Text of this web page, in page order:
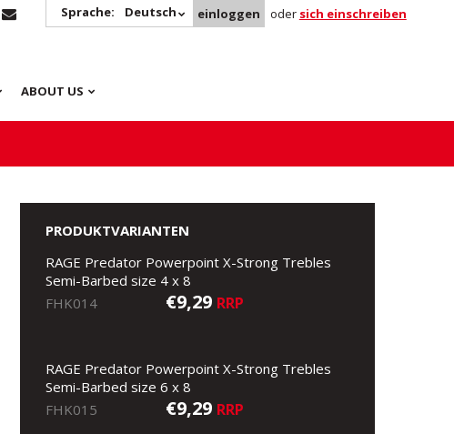
Sprache: Deutsch einloggen oder sich einschreiben
ABOUT US
PRODUKTVARIANTEN
RAGE Predator Powerpoint X-Strong Trebles
Semi-Barbed size 4 x 8
FHK014
€9,29 RRP
RAGE Predator Powerpoint X-Strong Trebles
Semi-Barbed size 6 x 8
FHK015
€9,29 RRP